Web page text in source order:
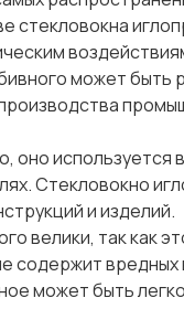
стекловокна
может быть
оно используется
Стекловокно
и изделий.
велики, так как
содержит
может быть